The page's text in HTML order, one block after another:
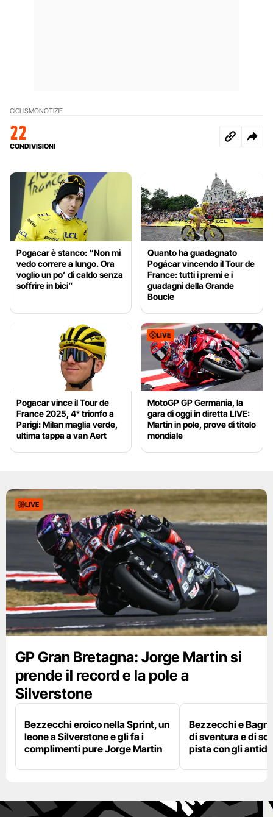
CICLISMONOTIZIE
22
CONDIVISIONI
Pogacar è stanco: “Non mi
vedo correre a lungo. Ora
voglio un po’ di caldo senza
soffrire in bici”
Quanto ha guadagnato
Pogácar vincendo il Tour de
France: tutti i premi e i
guadagni della Grande
Boucle
Pogacar vince il Tour de
France 2025, 4° trionfo a
Parigi: Milan maglia verde,
ultima tappa a van Aert
LIVE
MotoGP GP Germania, la
gara di oggi in diretta LIVE:
Martin in pole, prove di titolo
mondiale
LIVE
GP Gran Bretagna: Jorge Martin si
prende il record e la pole a
Silverstone
Bezzecchi eroico nella Sprint, un
leone a Silverstone e gli fa i
complimenti pure Jorge Martin
Bezzecchi e
di sventura e di
pista con gli